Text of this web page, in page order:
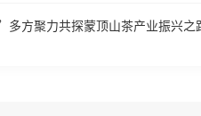
方聚力共探蒙顶山茶产业振兴之